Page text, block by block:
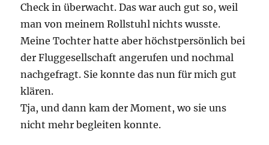
Check in überwacht. Das war auch gut so, weil
man von meinem Rollstuhl nichts wusste.
Meine Tochter hatte aber höchstpersönlich bei
der Fluggesellschaft angerufen und nochmal
nachgefragt. Sie konnte das nun für mich gut
klären.
Tja, und dann kam der Moment, wo sie uns
nicht mehr begleiten konnte.